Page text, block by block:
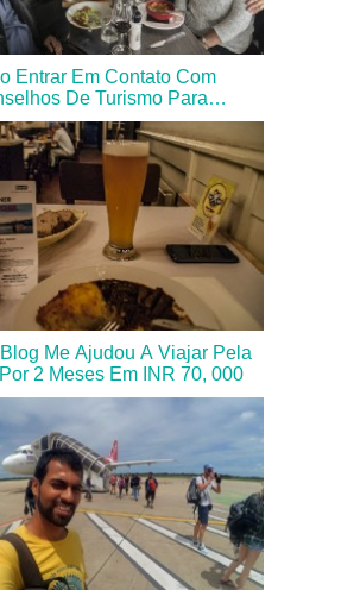
Entrar Em Contato Com
De Turismo Para
De Blogs De Viagens
Me Ajudou A Viajar Pela
2 Meses Em INR 70, 000